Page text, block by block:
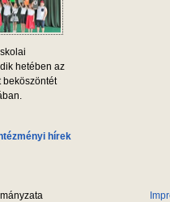
hetében az
beköszöntét
hírek